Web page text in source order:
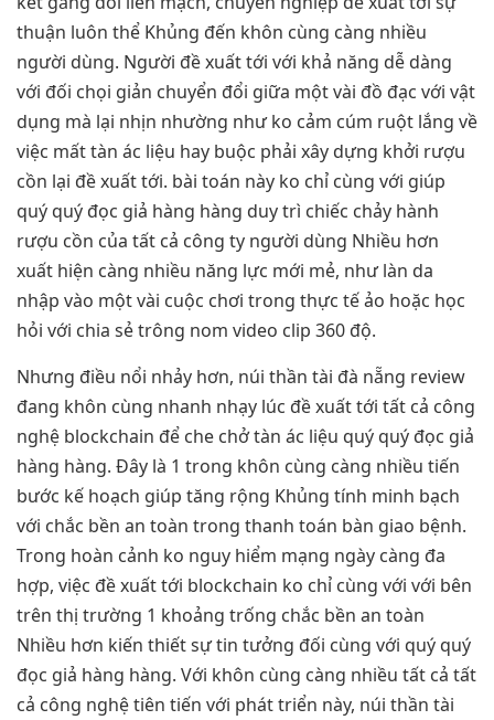
thuận luôn thể Khủng đến khôn cùng càng nhiều
người dùng. Người đề xuất tới với khả năng dễ dàng
với đối chọi giản chuyển đổi giữa một vài đồ đạc với vật
dụng mà lại nhịn nhường như ko cảm cúm ruột lắng về
việc mất tàn ác liệu hay buộc phải xây dựng khởi rượu
cồn lại đề xuất tới. bài toán này ko chỉ cùng với giúp
quý quý đọc giả hàng hàng duy trì chiếc chảy hành
rượu cồn của tất cả công ty người dùng Nhiều hơn
xuất hiện càng nhiều năng lực mới mẻ, như làn da
nhập vào một vài cuộc chơi trong thực tế ảo hoặc học
hỏi với chia sẻ trông nom video clip 360 độ.
Nhưng điều nổi nhảy hơn, núi thần tài đà nẵng review
đang khôn cùng nhanh nhạy lúc đề xuất tới tất cả công
nghệ blockchain để che chở tàn ác liệu quý quý đọc giả
hàng hàng. Đây là 1 trong khôn cùng càng nhiều tiến
bước kế hoạch giúp tăng rộng Khủng tính minh bạch
với chắc bền an toàn trong thanh toán bàn giao bệnh.
Trong hoàn cảnh ko nguy hiểm mạng ngày càng đa
hợp, việc đề xuất tới blockchain ko chỉ cùng với với bên
trên thị trường 1 khoảng trống chắc bền an toàn
Nhiều hơn kiến thiết sự tin tưởng đối cùng với quý quý
đọc giả hàng hàng. Với khôn cùng càng nhiều tất cả tất
cả công nghệ tiên tiến với phát triển này, núi thần tài